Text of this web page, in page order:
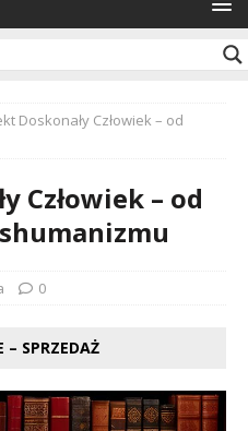
Doskonały Człowiek – od
Człowiek – od
0
– SPRZEDAŻ